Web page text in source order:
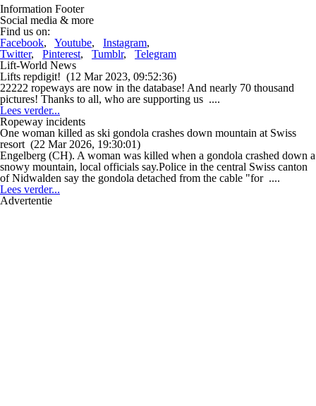
Information Footer
Social media & more
Find us on:
Facebook, Youtube, Instagram,
Twitter, Pinterest, Tumblr, Telegram
Lift-World News
Lifts repdigit! (12 Mar 2023, 09:52:36)
22222 ropeways are now in the database! And nearly 70 thousand
pictures! Thanks to all, who are supporting us ....
Lees verder...
Ropeway incidents
One woman killed as ski gondola crashes down mountain at Swiss
resort (22 Mar 2026, 19:30:01)
Engelberg (CH). A woman was killed when a gondola crashed down a
snowy mountain, local officials say.Police in the central Swiss canton
of Nidwalden say the gondola detached from the cable "for ....
Lees verder...
Advertentie